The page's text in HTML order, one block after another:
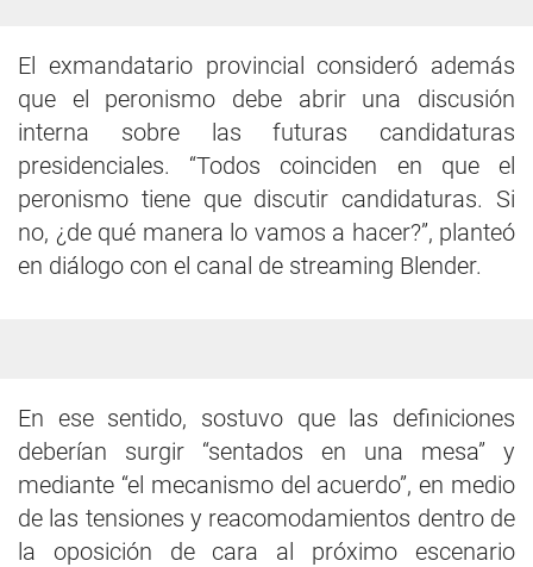
El exmandatario provincial consideró además
que el peronismo debe abrir una discusión
interna sobre las futuras candidaturas
presidenciales. “Todos coinciden en que el
peronismo tiene que discutir candidaturas. Si
no, ¿de qué manera lo vamos a hacer?”, planteó
en diálogo con el canal de streaming Blender.
En ese sentido, sostuvo que las definiciones
deberían surgir “sentados en una mesa” y
mediante “el mecanismo del acuerdo”, en medio
de las tensiones y reacomodamientos dentro de
la oposición de cara al próximo escenario